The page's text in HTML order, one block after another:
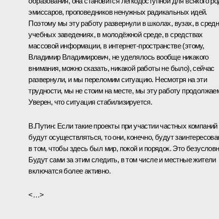
эмиссаров, проповедников ненужных радикальных идей.
Поэтому мы эту работу развернули в школах, вузах, в
учебных заведениях, в молодёжной среде, в средствах
массовой информации, в интернет-пространстве (этому,
Владимир Владимирович, не уделялось вообще никакого
внимания, можно сказать, никакой работы не было), сейчас
развернули, и мы переломим ситуацию. Несмотря на эти
трудности, мы не стоим на месте, мы эту работу
Уверен, что ситуация стабилизируется.
В.Путин: Если такие проекты при участии частных компаний
будут осуществляться, то они, конечно, будут
в том, чтобы здесь был мир, покой и порядок. Это
Будут сами за этим следить, в том числе и местные жители
включатся более активно.
<…>